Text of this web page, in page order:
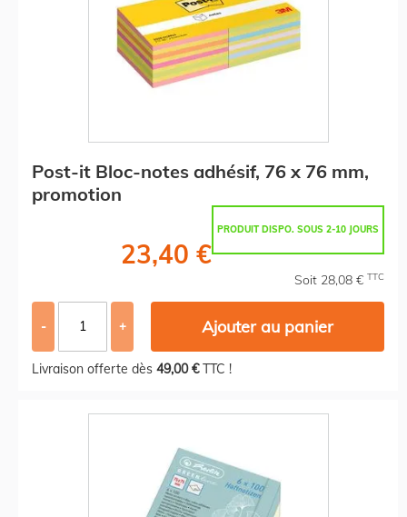
Post-it Bloc-notes adhésif, 76 x 76 mm,
promotion
PRODUIT DISPO. SOUS 2-10 JOURS
23,40 €
Soit 28,08 € TTC
- + Ajouter au panier
Livraison offerte dès 49,00 €TTC !